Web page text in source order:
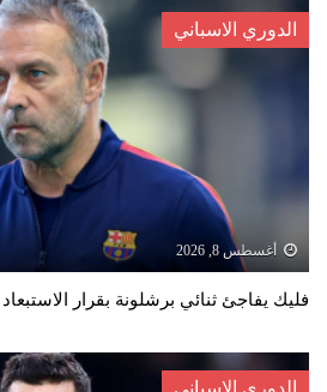
الدوري الاسباني
أغسطس 8, 2026
فليك يفاجئ ثنائي برشلونة بقرار الاستبعاد